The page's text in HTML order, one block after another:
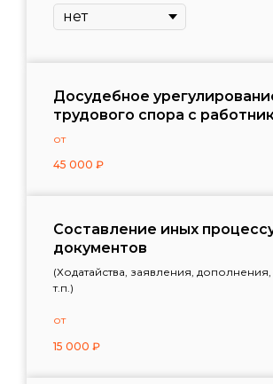
Досудебное
трудового спора с
от
45 000 ₽
Составление иных
документов
(Ходатайства, заявления,
т.п.)
от
15 000 ₽